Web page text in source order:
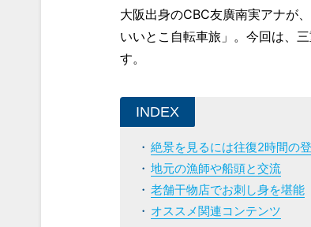
大阪出身のCBC友廣南実アナが
いいとこ自転車旅」。今回は、
す。
INDEX
絶景を見るには往復2時間の
地元の漁師や船頭と交流
老舗干物店でお刺し身を堪能
オススメ関連コンテンツ